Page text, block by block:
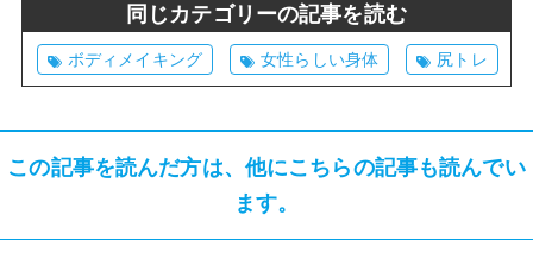
同じカテゴリーの記事を読む
ボディメイキング 女性らしい身体 尻トレ
この記事を読んだ方は、他にこちらの記事も読んでい
ます。